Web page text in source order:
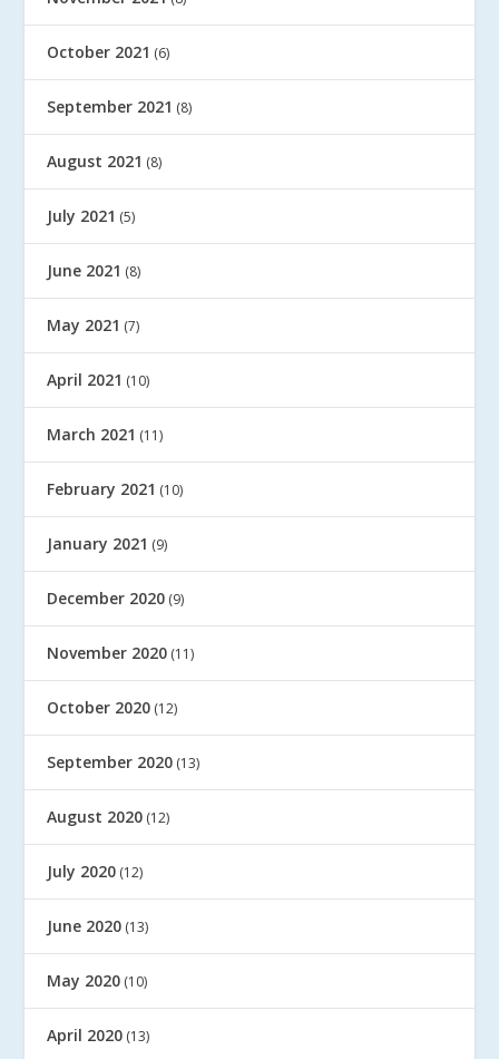
October 2021 (6)
September 2021 (8)
August 2021 (8)
July 2021 (5)
June 2021 (8)
May 2021 (7)
April 2021 (10)
March 2021 (11)
February 2021 (10)
January 2021 (9)
December 2020 (9)
November 2020 (11)
October 2020 (12)
September 2020 (13)
August 2020 (12)
July 2020 (12)
June 2020 (13)
May 2020 (10)
April 2020 (13)